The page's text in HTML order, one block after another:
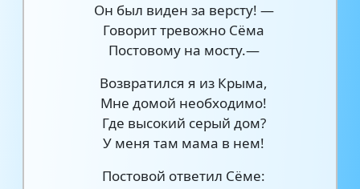
Он был виден за версту! —
Говорит тревожно Сёма
Постовому на мосту.—
Возвратился я из Крыма,
Мне домой необходимо!
Где высокий серый дом?
У меня там мама в нем!
Постовой ответил Сёме: